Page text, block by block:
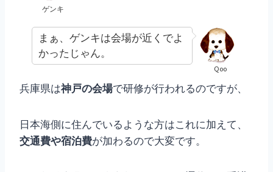
ゲンキ
Qoo
まぁ、ゲンキは会場が近くでよ
かったじゃん。
兵庫県は神戸の会場で研修が行われるのですが、
日本海側に住んでいるような方はこれに加えて、
交通費や宿泊費が加わるので大変です。